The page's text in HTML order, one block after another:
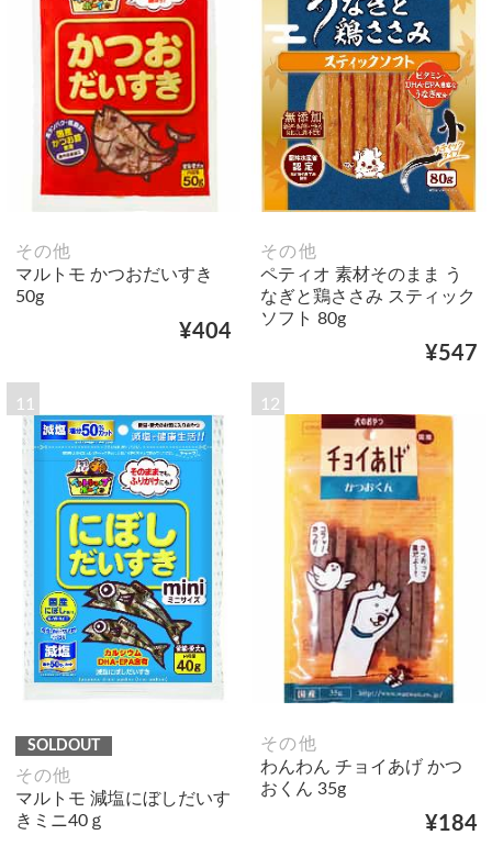
その他
マルトモ かつおだいすき
50g
¥404
その他
ペティオ 素材そのまま う
なぎと鶏ささみ スティック
ソフト 80g
¥547
11
SOLDOUT
その他
マルトモ 減塩にぼしだいす
きミニ40ｇ
12
その他
わんわん チョイあげ かつ
おくん 35g
¥184